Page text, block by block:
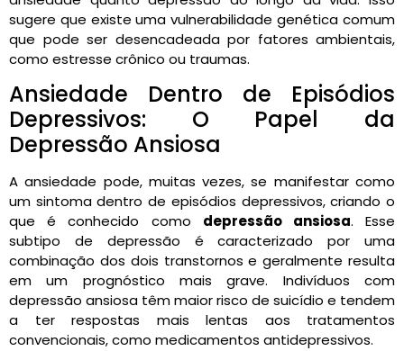
sugere que existe uma vulnerabilidade genética comum
que pode ser desencadeada por fatores ambientais,
como estresse crônico ou traumas.
Ansiedade Dentro de Episódios
Depressivos: O Papel da
Depressão Ansiosa
A ansiedade pode, muitas vezes, se manifestar como
um sintoma dentro de episódios depressivos, criando o
que é conhecido como depressão ansiosa. Esse
subtipo de depressão é caracterizado por uma
combinação dos dois transtornos e geralmente resulta
em um prognóstico mais grave. Indivíduos com
depressão ansiosa têm maior risco de suicídio e tendem
a ter respostas mais lentas aos tratamentos
convencionais, como medicamentos antidepressivos.